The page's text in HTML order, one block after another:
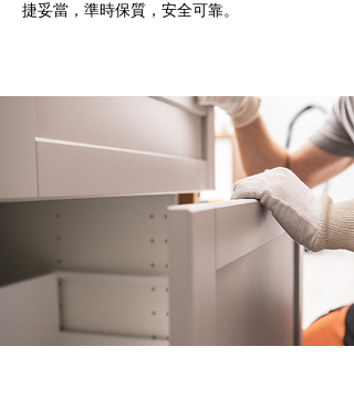
捷妥當，準時保質，安全可靠。